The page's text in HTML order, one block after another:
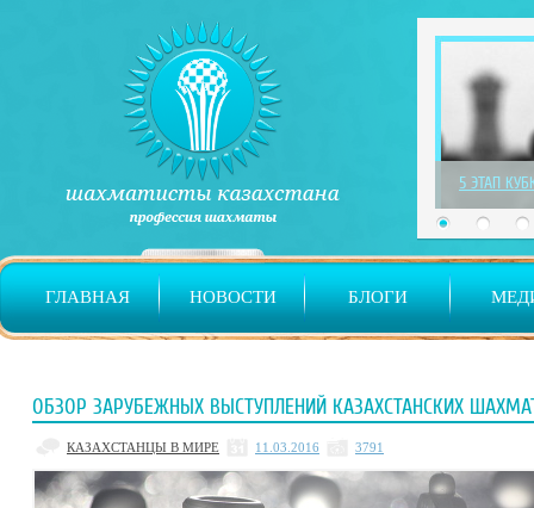
ГЛАВНАЯ НОВОСТИ БЛОГИ
1 ЭТАП
ОБЗОР ЗАРУБЕЖНЫХ ВЫСТУПЛЕНИЙ КАЗАХСТАНСКИХ
КАЗАХСТАНЦЫ В МИРЕ 11.03.2016 3791